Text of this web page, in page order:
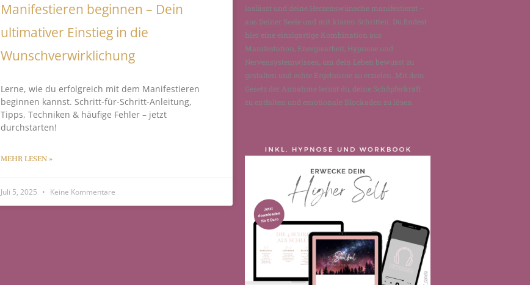
Manifestieren beginnen – Dein
ultimativer Einstieg in die
Wunschverwirklichung
Lerne, wie du erfolgreich mit dem Manifestieren
beginnen kannst. Schritt-für-Schritt-Anleitung,
Tipps, Techniken & häufige Fehler – jetzt
durchstarten!
MEHR LESEN »
Juli 5, 2025 Keine Kommentare
loslässt und deine Herzenswünsche manifestierst –
aus Deiner Seele und mit klaren Schritten. Du findest
hier eine einzigartige Kombination aus
Manifestation, Energiearbeit, Hypnose und
Nervensystemwissen, um dein Leben bewusst zu
gestalten und echte Ergebnisse zu erzielen. Mit dem
Gesetz der Annahme lernst du, deine Schöpferkraft
zu entfalten und emotionale Blockaden zu lösen.